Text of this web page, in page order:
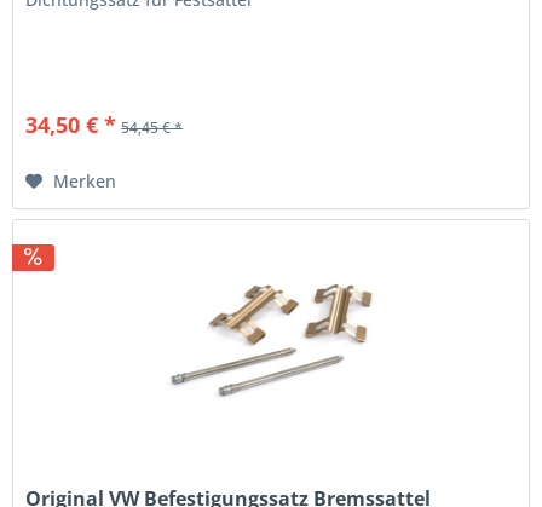
34,50 € * 54,45 € *
Merken
Original VW Befestigungssatz Bremssattel